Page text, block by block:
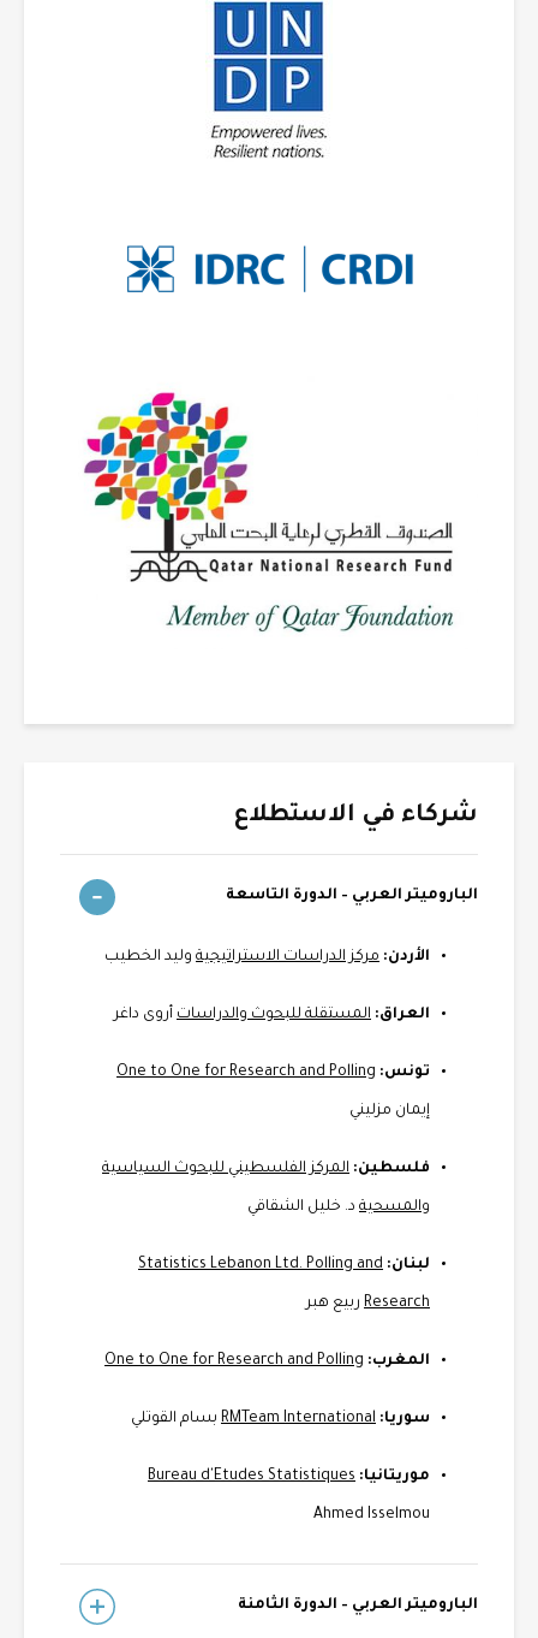
شركاء في الاستطلاع
الباروميتر العربي – الدورة التاسعة
الأردن: مركز الدراسات الاستراتيجية وليد الخطيب
العراق: المستقلة للبحوث والدراسات أروى داغر
تونس: One to One for Research and Polling
إيمان مزليني
فلسطين: المركز الفلسطيني للبحوث السياسية
والمسحية د. خليل الشقاقي
لبنان: Statistics Lebanon Ltd. Polling and
Research ربيع هبر
المغرب: One to One for Research and Polling
سوريا: RMTeam International بسام القوتلي
موريتانيا: Bureau d'Etudes Statistiques
Ahmed Isselmou
الباروميتر العربي – الدورة الثامنة